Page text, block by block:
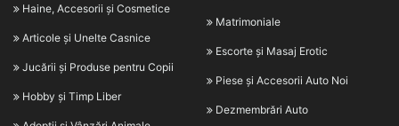
Haine, Accesorii și Cosmetice
Articole și Unelte Casnice
Jucării și Produse pentru Copii
Hobby și Timp Liber
Matrimoniale
Escorte și Masaj Erotic
Piese și Accesorii Auto Noi
Dezmembrări Auto